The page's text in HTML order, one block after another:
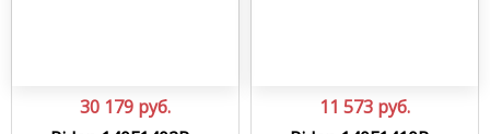
30 179 руб.
11 573 руб.